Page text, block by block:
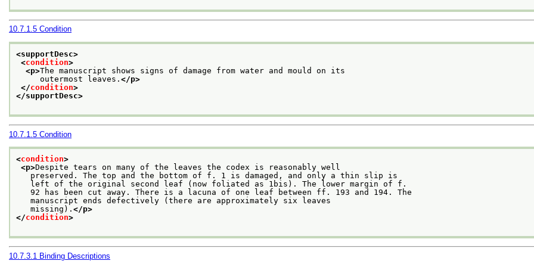
10.7.1.5 Condition
<supportDesc>
<condition>
<p>The manuscript shows signs of damage from water and mould on its
outermost leaves. </p>
</condition>
</supportDesc>
10.7.1.5 Condition
<condition>
<p>Despite tears on many of the leaves the codex is reasonably well
preserved. The top and the bottom of f. 1 is damaged, and only a thin slip is
left of the original second leaf (now foliated as 1bis). The lower margin of f.
92 has been cut away. There is a lacuna of one leaf between ff. 193 and 194. The
manuscript ends defectively (there are approximately six leaves
missing). </p>
</condition>
10.7.3.1 Binding Descriptions